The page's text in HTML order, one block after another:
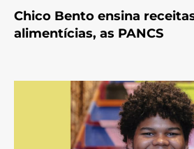
Chico Bento ensina
alimentícias, as PANCS